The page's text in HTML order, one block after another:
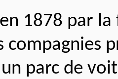
1878 par
compagnies
parc de